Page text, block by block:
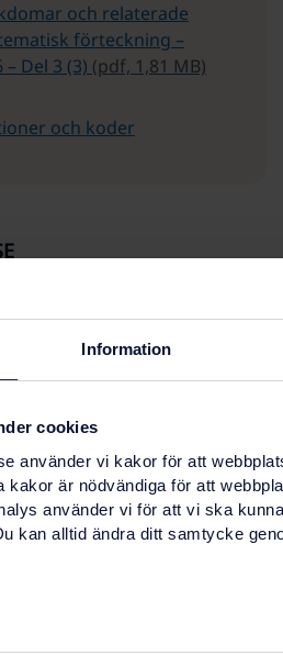
Information
cookies
använder vi kakor för att
kakor är nödvändiga för att
använder vi för att vi ska
kan alltid ändra ditt samtycke
och relaterade
förteckning –
Del 3 (3) (pdf, 1,81 MB)
och koder